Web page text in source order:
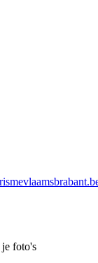
je foto's